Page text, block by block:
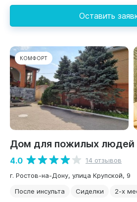
Оставить
КОМФОРТ
Дом для пожилых людей
4.0
14 отзывов
г. Ростов-на-Дону, улица Крупской, 9
После инсульта
Сиделки 2-х